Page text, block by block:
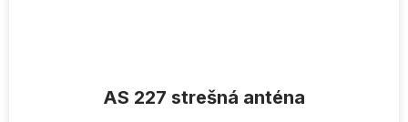
AS 227 strešná anténa